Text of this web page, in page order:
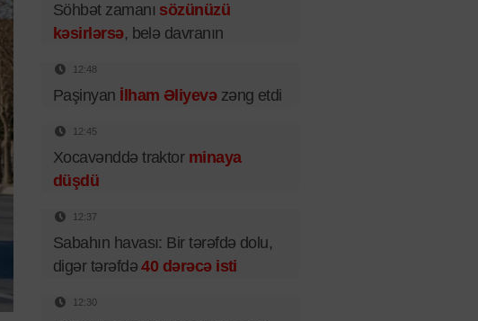
Söhbət zamanı sözünüzü
kəsirlərsə, belə davranın
12:48
Paşinyan İlham Əliyevəzəng etdi
12:45
Xocavənddə traktor minaya
düşdü
12:37
Sabahın havası: Bir tərəfdə dolu,
digər tərəfdə40 dərəcə isti
12:30